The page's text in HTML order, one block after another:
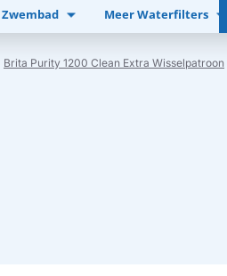
Zwembad Meer Waterfilters
Brita Purity 1200 Clean Extra Wisselpatroon